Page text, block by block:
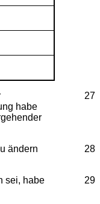
27
habe
28
ändern
29
sei, habe